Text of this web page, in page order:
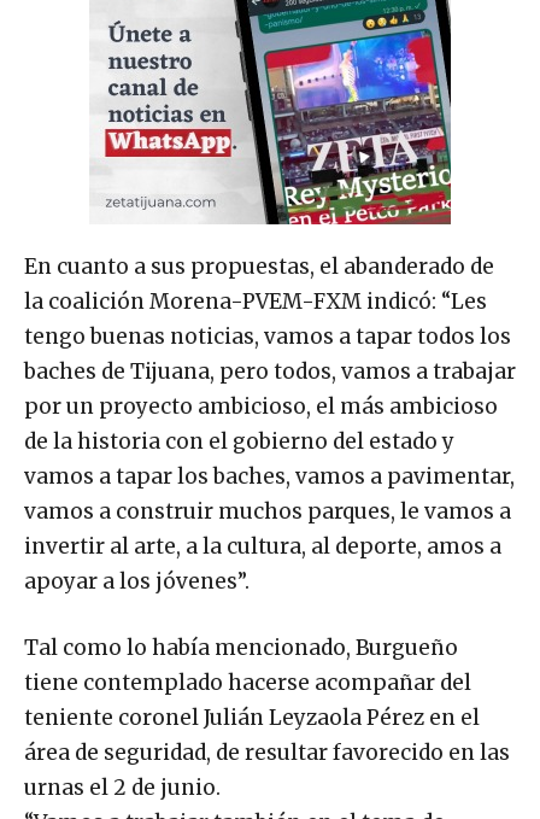
En cuanto a sus propuestas, el abanderado de
la coalición Morena-PVEM-FXM indicó: “Les
tengo buenas noticias, vamos a tapar todos los
baches de Tijuana, pero todos, vamos a trabajar
por un proyecto ambicioso, el más ambicioso
de la historia con el gobierno del estado y
vamos a tapar los baches, vamos a pavimentar,
vamos a construir muchos parques, le vamos a
invertir al arte, a la cultura, al deporte, amos a
apoyar a los jóvenes”.
Tal como lo había mencionado, Burgueño
tiene contemplado hacerse acompañar del
teniente coronel Julián Leyzaola Pérez en el
área de seguridad, de resultar favorecido en las
urnas el 2 de junio.